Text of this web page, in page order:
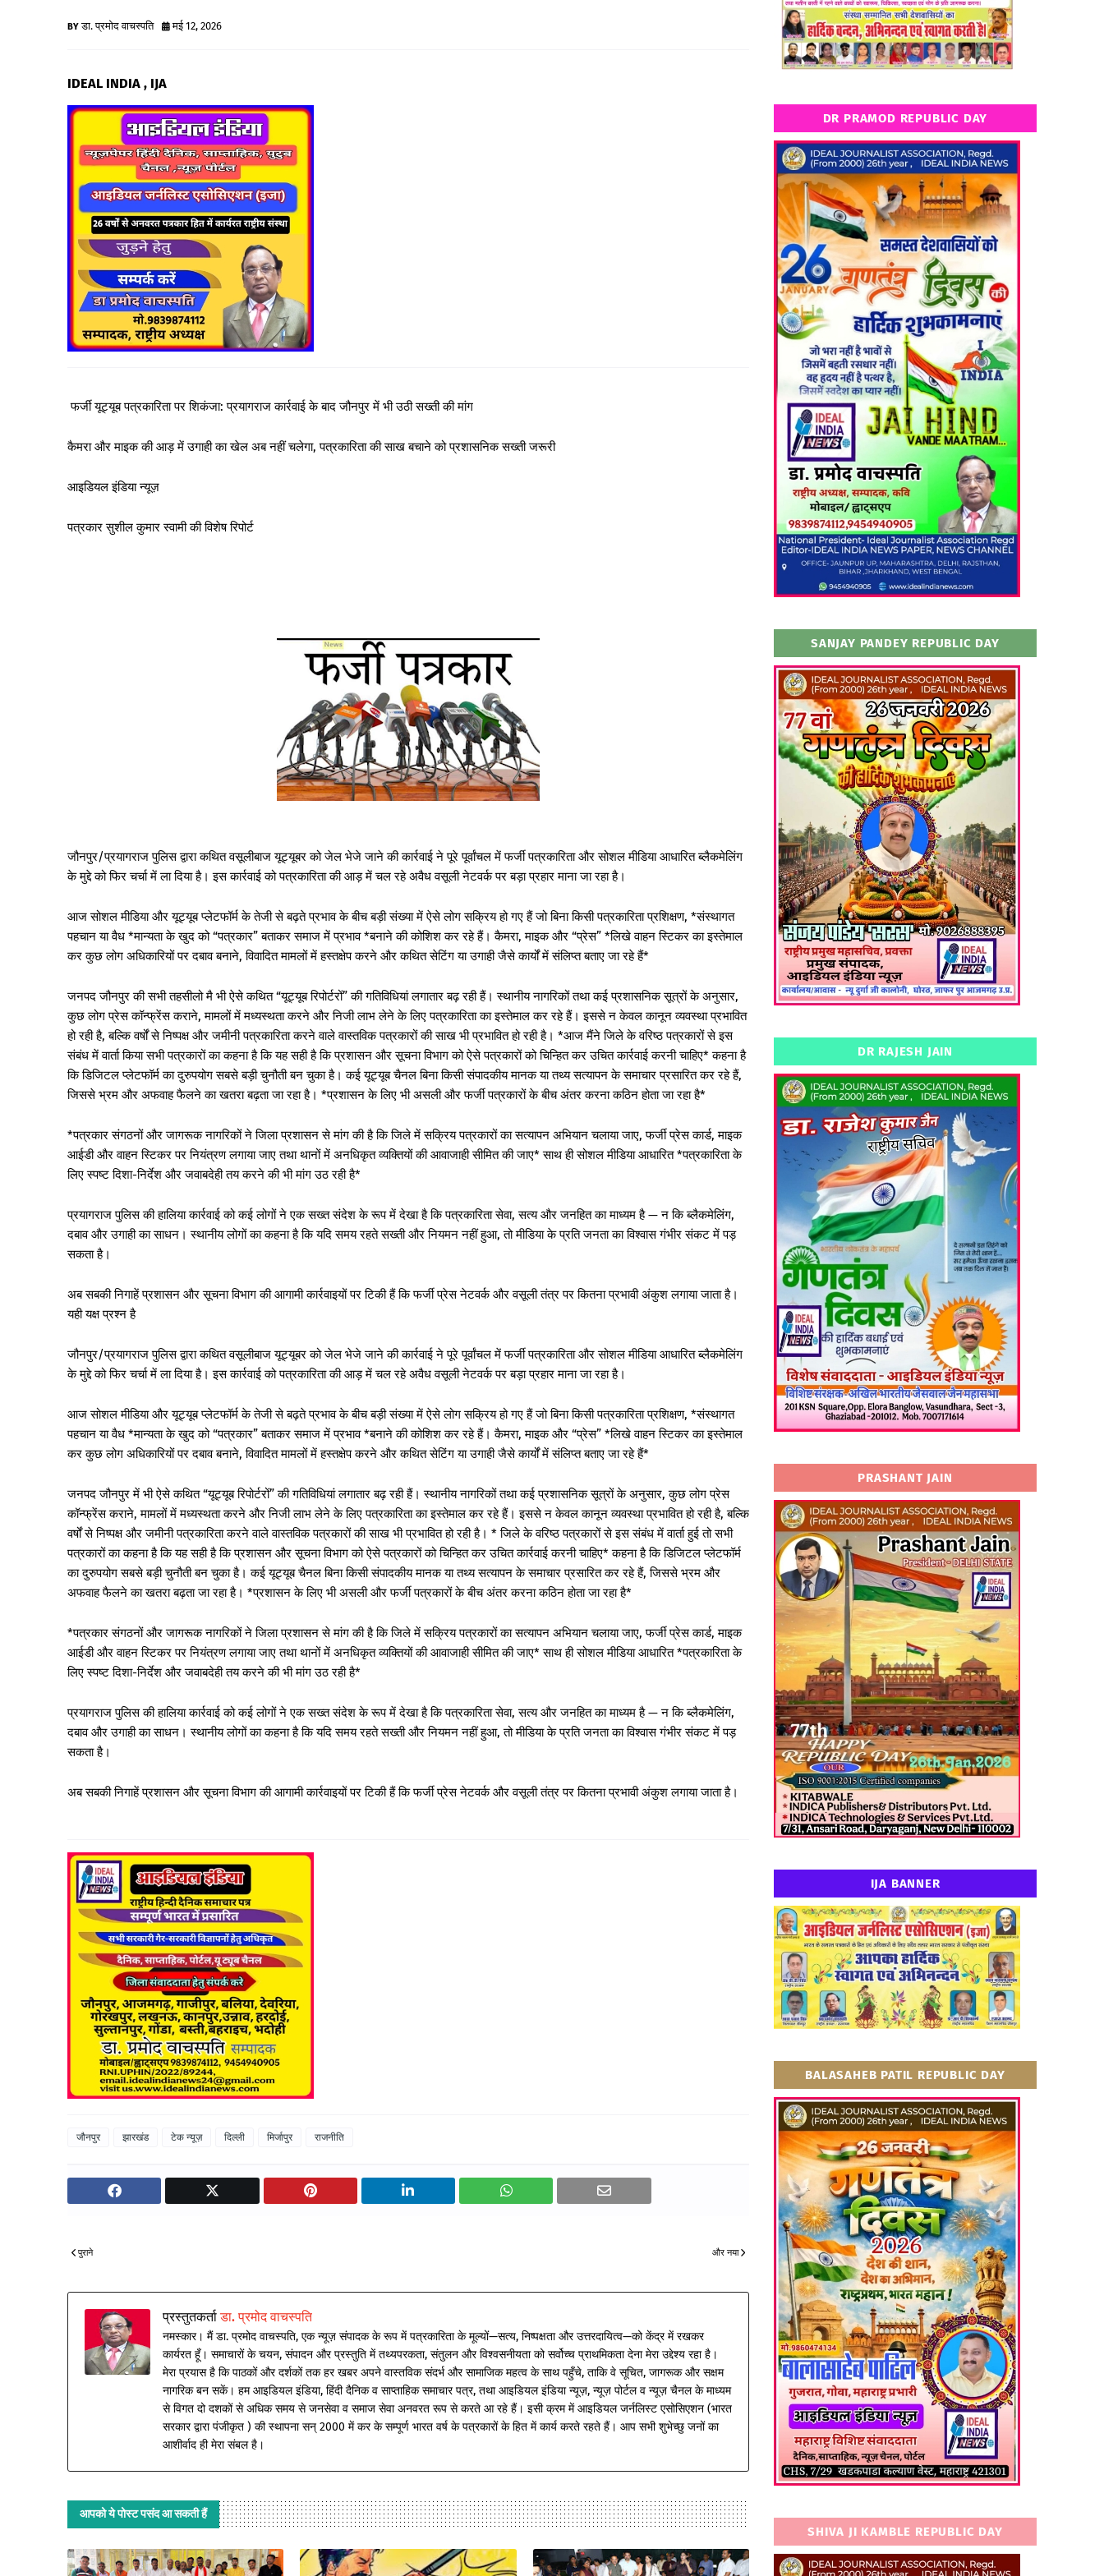
डा. प्रमोद वाचस्पति मई 12, 2026
IDEAL INDIA , IJA
फर्जी यूट्यूब पत्रकारिता पर शिकंजा: प्रयागराज कार्रवाई के बाद जौनपुर में भी उठी सख्ती की मांग
कैमरा और माइक की आड़ में उगाही का खेल अब नहीं चलेगा, पत्रकारिता की साख बचाने को प्रशासनिक सख्ती जरूरी
आइडियल इंडिया न्यूज़
पत्रकार सुशील कुमार स्वामी की विशेष रिपोर्ट
जौनपुर/प्रयागराज पुलिस द्वारा कथित वसूलीबाज यूट्यूबर को जेल भेजे जाने की कार्रवाई ने पूरे पूर्वांचल में फर्जी पत्रकारिता और सोशल मीडिया आधारित ब्लैकमेलिंग
के मुद्दे को फिर चर्चा में ला दिया है। इस कार्रवाई को पत्रकारिता की आड़ में चल रहे अवैध वसूली नेटवर्क पर बड़ा प्रहार माना जा रहा है।
आज सोशल मीडिया और यूट्यूब प्लेटफॉर्म के तेजी से बढ़ते प्रभाव के बीच बड़ी संख्या में ऐसे लोग सक्रिय हो गए हैं जो बिना किसी पत्रकारिता प्रशिक्षण, *संस्थागत
पहचान या वैध *मान्यता के खुद को “पत्रकार” बताकर समाज में प्रभाव *बनाने की कोशिश कर रहे हैं। कैमरा, माइक और “प्रेस” *लिखे वाहन स्टिकर का इस्तेमाल
कर कुछ लोग अधिकारियों पर दबाव बनाने, विवादित मामलों में हस्तक्षेप करने और कथित सेटिंग या उगाही जैसे कार्यों में संलिप्त बताए जा रहे हैं*
जनपद जौनपुर की सभी तहसीलो मै भी ऐसे कथित “यूट्यूब रिपोर्टरों” की गतिविधियां लगातार बढ़ रही हैं। स्थानीय नागरिकों तथा कई प्रशासनिक सूत्रों के अनुसार,
कुछ लोग प्रेस कॉन्फ्रेंस कराने, मामलों में मध्यस्थता करने और निजी लाभ लेने के लिए पत्रकारिता का इस्तेमाल कर रहे हैं। इससे न केवल कानून व्यवस्था प्रभावित
हो रही है, बल्कि वर्षों से निष्पक्ष और जमीनी पत्रकारिता करने वाले वास्तविक पत्रकारों की साख भी प्रभावित हो रही है। *आज मैंने जिले के वरिष्ठ पत्रकारों से इस
संबंध में वार्ता किया सभी पत्रकारों का कहना है कि यह सही है कि प्रशासन और सूचना विभाग को ऐसे पत्रकारों को चिन्हित कर उचित कार्रवाई करनी चाहिए* कहना है
कि डिजिटल प्लेटफॉर्म का दुरुपयोग सबसे बड़ी चुनौती बन चुका है। कई यूट्यूब चैनल बिना किसी संपादकीय मानक या तथ्य सत्यापन के समाचार प्रसारित कर रहे हैं,
जिससे भ्रम और अफवाह फैलने का खतरा बढ़ता जा रहा है। *प्रशासन के लिए भी असली और फर्जी पत्रकारों के बीच अंतर करना कठिन होता जा रहा है*
*पत्रकार संगठनों और जागरूक नागरिकों ने जिला प्रशासन से मांग की है कि जिले में सक्रिय पत्रकारों का सत्यापन अभियान चलाया जाए, फर्जी प्रेस कार्ड, माइक
आईडी और वाहन स्टिकर पर नियंत्रण लगाया जाए तथा थानों में अनधिकृत व्यक्तियों की आवाजाही सीमित की जाए* साथ ही सोशल मीडिया आधारित *पत्रकारिता के
लिए स्पष्ट दिशा-निर्देश और जवाबदेही तय करने की भी मांग उठ रही है*
प्रयागराज पुलिस की हालिया कार्रवाई को कई लोगों ने एक सख्त संदेश के रूप में देखा है कि पत्रकारिता सेवा, सत्य और जनहित का माध्यम है — न कि ब्लैकमेलिंग,
दबाव और उगाही का साधन। स्थानीय लोगों का कहना है कि यदि समय रहते सख्ती और नियमन नहीं हुआ, तो मीडिया के प्रति जनता का विश्वास गंभीर संकट में पड़
सकता है।
अब सबकी निगाहें प्रशासन और सूचना विभाग की आगामी कार्रवाइयों पर टिकी हैं कि फर्जी प्रेस नेटवर्क और वसूली तंत्र पर कितना प्रभावी अंकुश लगाया जाता है।
यही यक्ष प्रश्न है
जौनपुर/प्रयागराज पुलिस द्वारा कथित वसूलीबाज यूट्यूबर को जेल भेजे जाने की कार्रवाई ने पूरे पूर्वांचल में फर्जी पत्रकारिता और सोशल मीडिया आधारित ब्लैकमेलिंग
के मुद्दे को फिर चर्चा में ला दिया है। इस कार्रवाई को पत्रकारिता की आड़ में चल रहे अवैध वसूली नेटवर्क पर बड़ा प्रहार माना जा रहा है।
आज सोशल मीडिया और यूट्यूब प्लेटफॉर्म के तेजी से बढ़ते प्रभाव के बीच बड़ी संख्या में ऐसे लोग सक्रिय हो गए हैं जो बिना किसी पत्रकारिता प्रशिक्षण, *संस्थागत
पहचान या वैध *मान्यता के खुद को “पत्रकार” बताकर समाज में प्रभाव *बनाने की कोशिश कर रहे हैं। कैमरा, माइक और “प्रेस” *लिखे वाहन स्टिकर का इस्तेमाल
कर कुछ लोग अधिकारियों पर दबाव बनाने, विवादित मामलों में हस्तक्षेप करने और कथित सेटिंग या उगाही जैसे कार्यों में संलिप्त बताए जा रहे हैं*
जनपद जौनपुर में भी ऐसे कथित “यूट्यूब रिपोर्टरों” की गतिविधियां लगातार बढ़ रही हैं। स्थानीय नागरिकों तथा कई प्रशासनिक सूत्रों के अनुसार, कुछ लोग प्रेस
कॉन्फ्रेंस कराने, मामलों में मध्यस्थता करने और निजी लाभ लेने के लिए पत्रकारिता का इस्तेमाल कर रहे हैं। इससे न केवल कानून व्यवस्था प्रभावित हो रही है, बल्कि
वर्षों से निष्पक्ष और जमीनी पत्रकारिता करने वाले वास्तविक पत्रकारों की साख भी प्रभावित हो रही है। * जिले के वरिष्ठ पत्रकारों से इस संबंध में वार्ता हुई तो सभी
पत्रकारों का कहना है कि यह सही है कि प्रशासन और सूचना विभाग को ऐसे पत्रकारों को चिन्हित कर उचित कार्रवाई करनी चाहिए* कहना है कि डिजिटल प्लेटफॉर्म
का दुरुपयोग सबसे बड़ी चुनौती बन चुका है। कई यूट्यूब चैनल बिना किसी संपादकीय मानक या तथ्य सत्यापन के समाचार प्रसारित कर रहे हैं, जिससे भ्रम और
अफवाह फैलने का खतरा बढ़ता जा रहा है। *प्रशासन के लिए भी असली और फर्जी पत्रकारों के बीच अंतर करना कठिन होता जा रहा है*
*पत्रकार संगठनों और जागरूक नागरिकों ने जिला प्रशासन से मांग की है कि जिले में सक्रिय पत्रकारों का सत्यापन अभियान चलाया जाए, फर्जी प्रेस कार्ड, माइक
आईडी और वाहन स्टिकर पर नियंत्रण लगाया जाए तथा थानों में अनधिकृत व्यक्तियों की आवाजाही सीमित की जाए* साथ ही सोशल मीडिया आधारित *पत्रकारिता के
लिए स्पष्ट दिशा-निर्देश और जवाबदेही तय करने की भी मांग उठ रही है*
प्रयागराज पुलिस की हालिया कार्रवाई को कई लोगों ने एक सख्त संदेश के रूप में देखा है कि पत्रकारिता सेवा, सत्य और जनहित का माध्यम है — न कि ब्लैकमेलिंग,
दबाव और उगाही का साधन। स्थानीय लोगों का कहना है कि यदि समय रहते सख्ती और नियमन नहीं हुआ, तो मीडिया के प्रति जनता का विश्वास गंभीर संकट में पड़
सकता है।
अब सबकी निगाहें प्रशासन और सूचना विभाग की आगामी कार्रवाइयों पर टिकी हैं कि फर्जी प्रेस नेटवर्क और वसूली तंत्र पर कितना प्रभावी अंकुश लगाया जाता है।
जौनपुर झारखंड टेक न्यूज़ दिल्ली मिर्जापुर राजनीति
और नया
पुराने
प्रस्तुतकर्ताडा. प्रमोद वाचस्पति
नमस्कार। मैं डा. प्रमोद वाचस्पति, एक न्यूज़ संपादक के रूप में पत्रकारिता के मूल्यों—सत्य, निष्पक्षता और उत्तरदायित्व—को केंद्र में रखकर
कार्यरत हूँ। समाचारों के चयन, संपादन और प्रस्तुति में तथ्यपरकता, संतुलन और विश्वसनीयता को सर्वोच्च प्राथमिकता देना मेरा उद्देश्य रहा है।
मेरा प्रयास है कि पाठकों और दर्शकों तक हर खबर अपने वास्तविक संदर्भ और सामाजिक महत्व के साथ पहुँचे, ताकि वे सूचित, जागरूक और सक्षम
नागरिक बन सकें। हम आइडियल इंडिया, हिंदी दैनिक व साप्ताहिक समाचार पत्र, तथा आइडियल इंडिया न्यूज़, न्यूज़ पोर्टल व न्यूज़ चैनल के माध्यम
से विगत दो दशकों से अधिक समय से जनसेवा व समाज सेवा अनवरत रूप से करते आ रहे हैं। इसी क्रम में आइडियल जर्नलिस्ट एसोसिएशन (भारत
सरकार द्वारा पंजीकृत ) की स्थापना सन् 2000 में कर के सम्पूर्ण भारत वर्ष के पत्रकारों के हित में कार्य करते रहते हैं। आप सभी शुभेच्छु जनों का
आशीर्वाद ही मेरा संबल है।
आपको ये पोस्ट पसंद आ सकती हैं
DR PRAMOD REPUBLIC DAY
SANJAY PANDEY REPUBLIC DAY
DR RAJESH JAIN
PRASHANT JAIN
IJA BANNER
BALASAHEB PATIL REPUBLIC DAY
SHIVA JI KAMBLE REPUBLIC DAY